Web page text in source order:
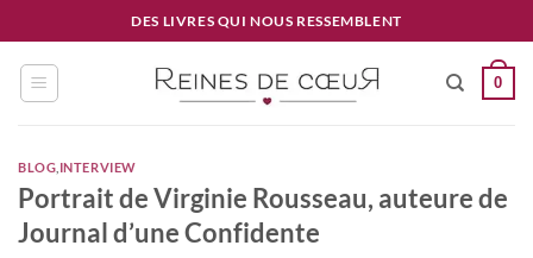
au
contenu
DES LIVRES QUI NOUS RESSEMBLENT
0
BLOG INTERVIEW
Portrait de Virginie Rousseau, auteure de
Journal d’une Confidente